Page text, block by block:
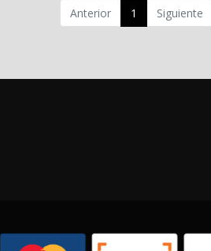
Anterior 1 Siguiente